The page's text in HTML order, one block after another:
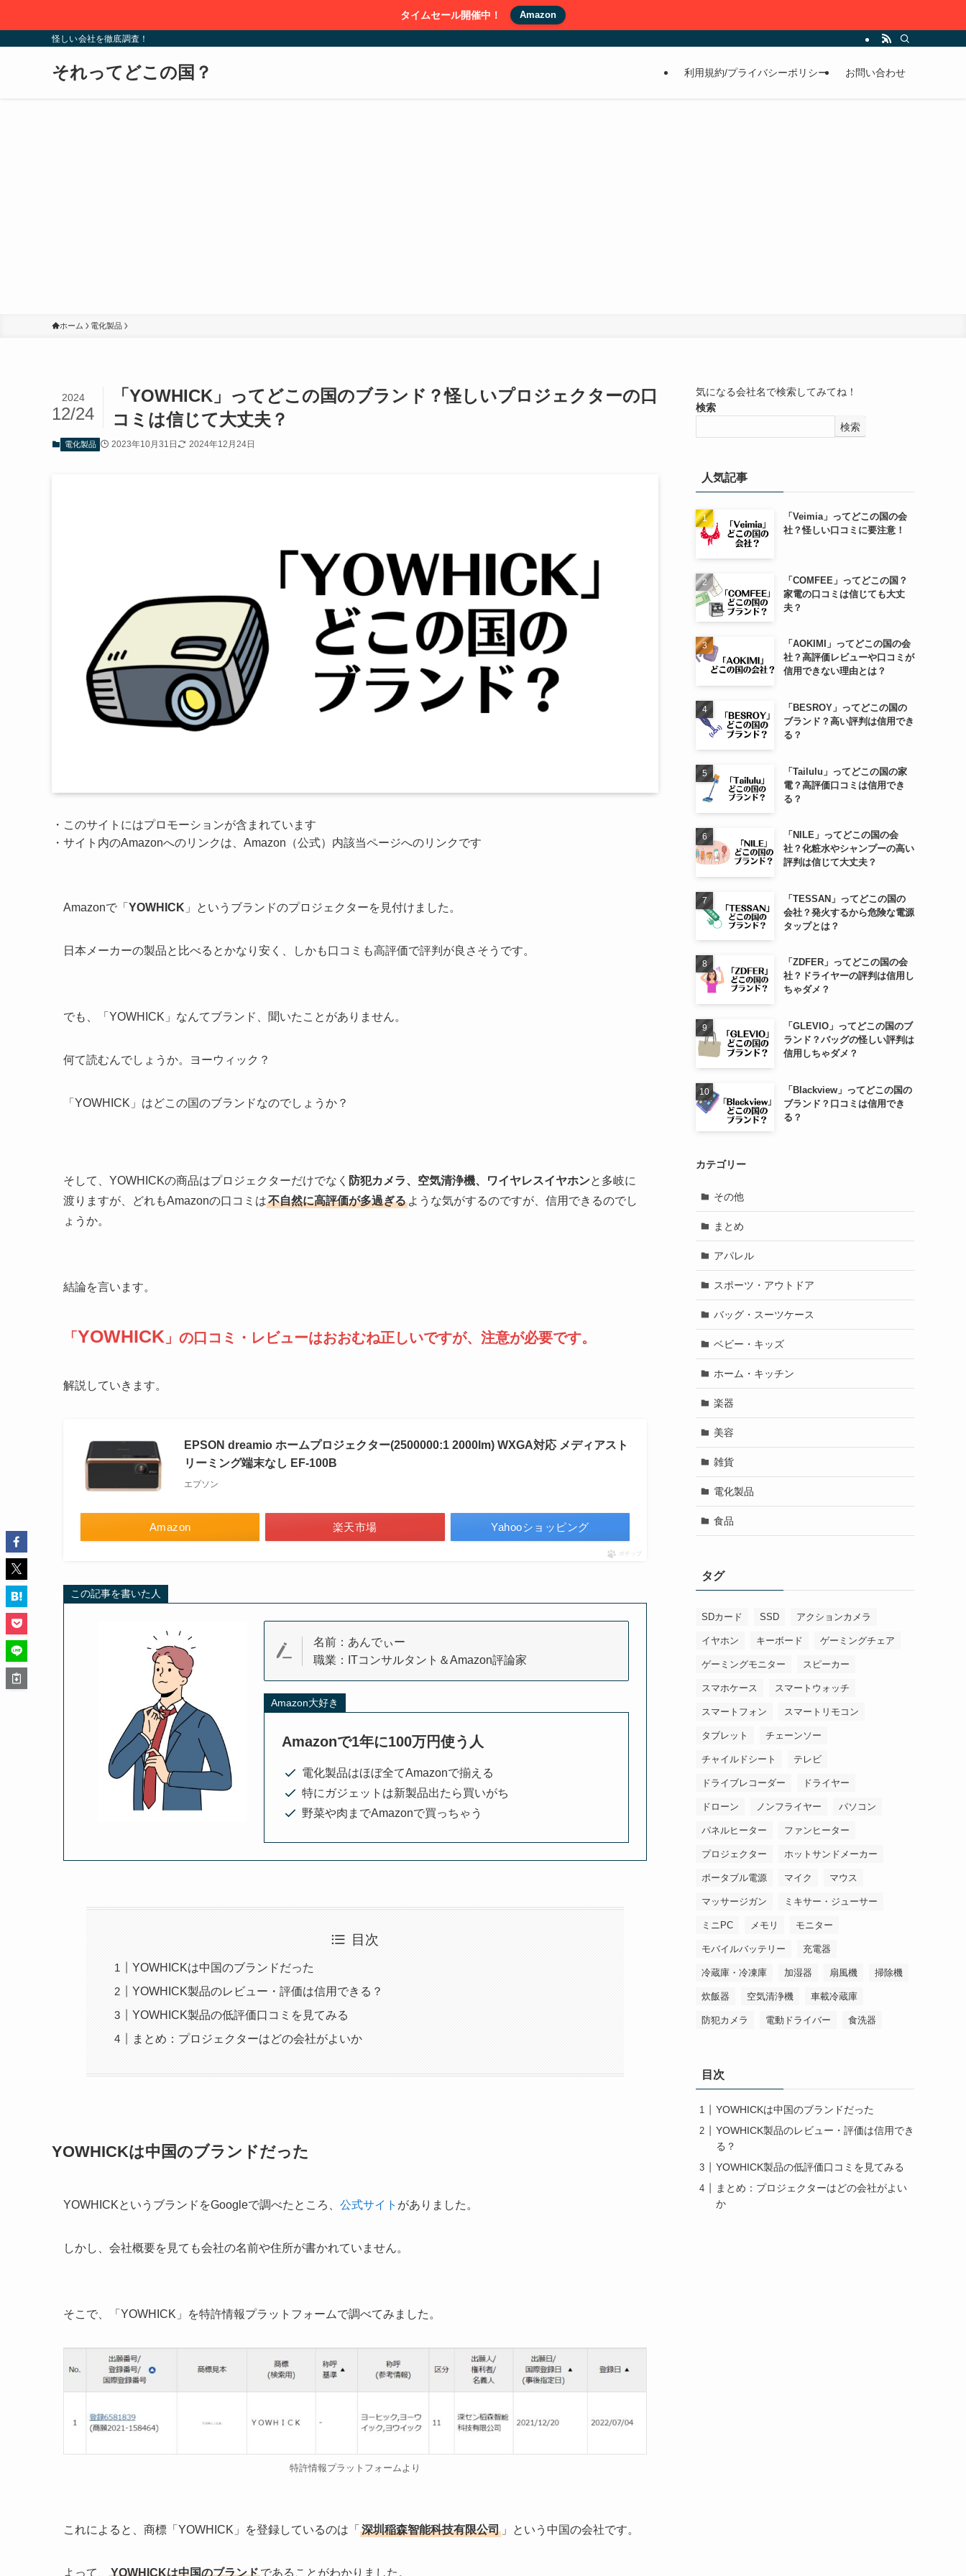
タイムセール開催中！ Amazon
怪しい会社を徹底調査！
それってどこの国？ 利用規約/プライバシーポリシー お問い合わせ
ホーム 電化製品
「YOWHICK」ってどこの国のブランド？怪しいプロジェクターの口
コミは信じて大丈夫？
2024
12/24
電化製品 2023年10月31日 2024年12月24日
・このサイトにはプロモーションが含まれています
・サイト内のAmazonへのリンクは、Amazon（公式）内該当ページへのリンクです
Amazonで「 YOWHICK 」というブランドのプロジェクターを見付けました。
日本メーカーの製品と比べるとかなり安く、しかも口コミも高評価で評判が良さそうです。
でも、「YOWHICK」なんてブランド、聞いたことがありません。
何て読むんでしょうか。ヨーウィック？
「YOWHICK」はどこの国のブランドなのでしょうか？
そして、YOWHICKの商品はプロジェクターだけでなく 防犯カメラ、空気清浄機、ワイヤレスイヤホンと多岐に
渡りますが、どれもAmazonの口コミは不自然に高評価が多過ぎる ような気がするのですが、信用できるのでし
ょうか。
結論を言います。
「 YOWHICK 」の口コミ・レビューはおおむね正しいですが、注意が必要です。
解説していきます。
EPSON dreamio ホームプロジェクター(2500000:1 2000lm) WXGA対応 メディアスト
リーミング端末なし EF-100B
エプソン
Amazon 楽天市場 Yahooショッピング
ポチップ
この記事を書いた人
名前：あんでぃー
職業：ITコンサルタント＆Amazon評論家
Amazon大好き
Amazonで1年に100万円使う人
電化製品はほぼ全てAmazonで揃える
特にガジェットは新製品出たら買いがち
野菜や肉までAmazonで買っちゃう
目次
YOWHICKは中国のブランドだった
YOWHICK製品のレビュー・評価は信用できる？
YOWHICK製品の低評価口コミを見てみる
まとめ：プロジェクターはどの会社がよいか
YOWHICKは中国のブランドだった
YOWHICKというブランドをGoogleで調べたところ、 公式サイト がありました。
しかし、会社概要を見ても会社の名前や住所が書かれていません。
そこで、「YOWHICK」を特許情報プラットフォームで調べてみました。
特許情報プラットフォームより
これによると、商標「YOWHICK」を登録しているのは「 深圳稲森智能科技有限公司 」という中国の会社です。
よって、 YOWHICKは中国のブランドであることがわかりました。
気になる会社名で検索してみてね！
検索
検索
人気記事
「Veimia」ってどこの国の会
社？怪しい口コミに要注意！
「COMFEE」ってどこの国？
家電の口コミは信じても大丈
夫？
「AOKIMI」ってどこの国の会
社？高評価レビューや口コミが
信用できない理由とは？
「BESROY」ってどこの国の
ブランド？高い評判は信用でき
る？
「Tailulu」ってどこの国の家
電？高評価口コミは信用でき
る？
「NILE」ってどこの国の会
社？化粧水やシャンプーの高い
評判は信じて大丈夫？
「TESSAN」ってどこの国の
会社？発火するから危険な電源
タップとは？
「ZDFER」ってどこの国の会
社？ドライヤーの評判は信用し
ちゃダメ？
「GLEVIO」ってどこの国のブ
ランド？バッグの怪しい評判は
信用しちゃダメ？
「Blackview」ってどこの国の
ブランド？口コミは信用でき
る？
カテゴリー
その他
まとめ
アパレル
スポーツ・アウトドア
バッグ・スーツケース
ベビー・キッズ
ホーム・キッチン
楽器
美容
雑貨
電化製品
食品
タグ
SDカード SSD アクションカメラ
イヤホン キーボード ゲーミングチェア
ゲーミングモニター スピーカー
スマホケース スマートウォッチ
スマートフォン スマートリモコン
タブレット チェーンソー
チャイルドシート テレビ
ドライブレコーダー ドライヤー
ドローン ノンフライヤー パソコン
パネルヒーター ファンヒーター
プロジェクター ホットサンドメーカー
ポータブル電源 マイク マウス
マッサージガン ミキサー・ジューサー
ミニPC メモリ モニター
モバイルバッテリー 充電器
冷蔵庫・冷凍庫 加湿器 扇風機 掃除機
炊飯器 空気清浄機 車載冷蔵庫
防犯カメラ 電動ドライバー 食洗器
目次
YOWHICKは中国のブランドだった
YOWHICK製品のレビュー・評価は信用でき
る？
YOWHICK製品の低評価口コミを見てみる
まとめ：プロジェクターはどの会社がよい
か